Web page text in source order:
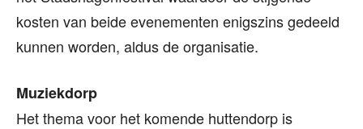
kosten van beide evenementen enigszins gedeeld
kunnen worden, aldus de organisatie.
Muziekdorp
Het thema voor het komende huttendorp is